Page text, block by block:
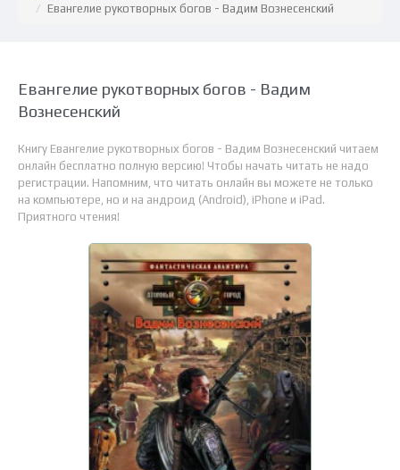
Евангелие рукотворных богов - Вадим Вознесенский
Евангелие рукотворных богов - Вадим
Вознесенский
Книгу Евангелие рукотворных богов - Вадим Вознесенский читаем
онлайн бесплатно полную версию! Чтобы начать читать не надо
регистрации. Напомним, что читать онлайн вы можете не только
на компьютере, но и на андроид (Android), iPhone и iPad.
Приятного чтения!